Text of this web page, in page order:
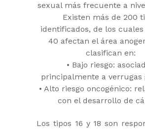
sexual más frecuente a
Existen más de 200
identificados, de los
40 afectan el área
clasifican en:
• Bajo riesgo:
principalmente a verrugas
• Alto riesgo oncogénico:
con el desarrollo de
Los tipos 16 y 18 son